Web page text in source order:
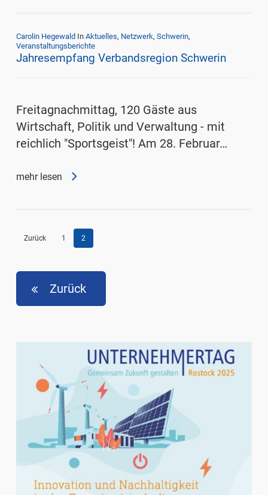
Carolin Hegewald In Aktuelles, Netzwerk, Schwerin,
Veranstaltungsberichte
Jahresempfang Verbandsregion Schwerin
Freitagnachmittag, 120 Gäste aus
Wirtschaft, Politik und Verwaltung - mit
reichlich "Sportsgeist"! Am 28. Februar…
mehr lesen
Zurück 1 2
Zurück